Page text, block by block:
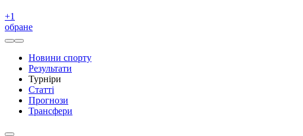
+1
обране
Новини спорту
Результати
Турніри
Статті
Прогнози
Трансфери